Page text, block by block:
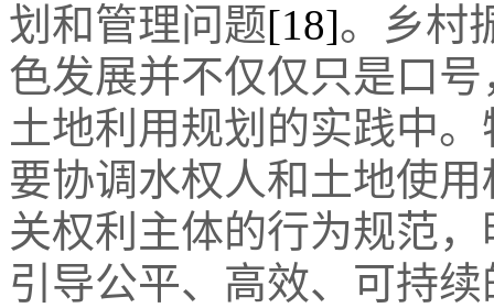
划和管理问题[18]。乡村
色发展并不仅仅只是口
土地利用规划的实践中
要协调水权人和土地使
关权利主体的行为规范
引导公平、高效、可持